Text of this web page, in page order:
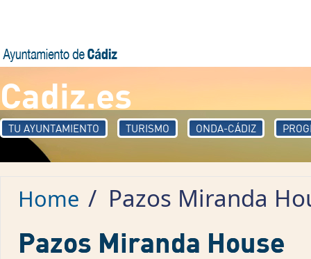
Cadiz.es
TU AYUNTAMIENTO TURISMO ONDA-CÁDIZ
Home / Pazos Miranda
Pazos Miranda House